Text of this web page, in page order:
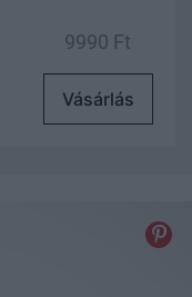
9990 Ft
Vásárlás